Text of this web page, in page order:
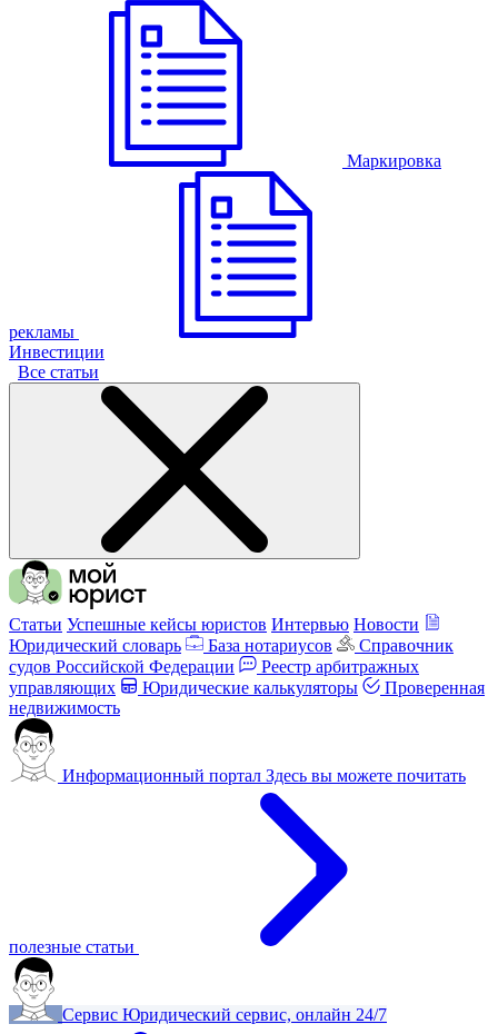
Маркировка
рекламы
Инвестиции
Все статьи
Статьи Успешные кейсы юристов Интервью Новости
Юридический словарь
База нотариусов
Справочник
судов Российской Федерации
Реестр арбитражных
управляющих
Юридические калькуляторы
Проверенная
недвижимость
Информационный портал Здесь вы можете почитать
полезные статьи
Сервис Юридический сервис, онлайн 24/7